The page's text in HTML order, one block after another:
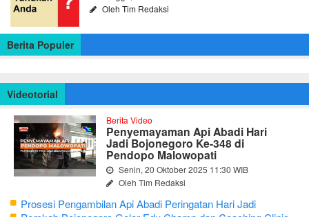
Oleh Tim Redaksi
Berita Populer
Videotorial
Berita Video
Penyemayaman Api Abadi Hari
Jadi Bojonegoro Ke-348 di
Pendopo Malowopati
Senin, 20 Oktober 2025 11:30 WIB
Oleh Tim Redaksi
Prosesi Pengambilan Api Abadi Peringatan Hari Jadi